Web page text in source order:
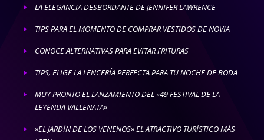
E LA ELEGANCIA DESBORDANTE DE JENNIFER LAWRENCE
E TIPS PARA EL MOMENTO DE COMPRAR VESTIDOS DE NOVIA
E CONOCE ALTERNATIVAS PARA EVITAR FRITURAS
E TIPS, ELIGE LA LENCERÍA PERFECTA PARA TU NOCHE DE BODA
E
MUY PRONTO EL LANZAMIENTO DEL «49 FESTIVAL DE LA
LEYENDA VALLENATA»
E
»EL JARDÍN DE LOS VENENOS» EL ATRACTIVO TURÍSTICO MÁS